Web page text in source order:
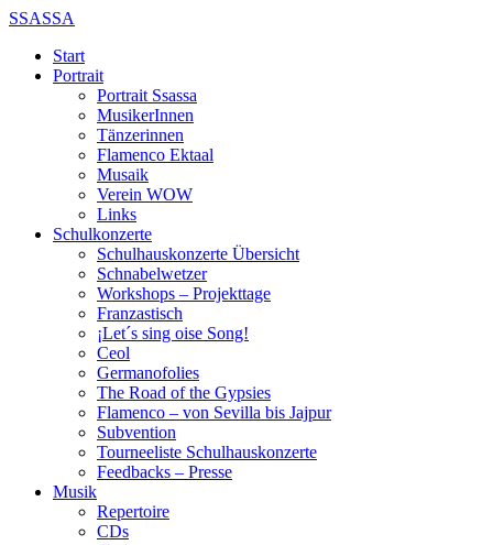
SSASSA
Start
Portrait
Portrait Ssassa
MusikerInnen
Tänzerinnen
Flamenco Ektaal
Musaik
Verein WOW
Links
Schulkonzerte
Schulhauskonzerte Übersicht
Schnabelwetzer
Workshops – Projekttage
Franzastisch
¡Let´s sing oise Song!
Ceol
Germanofolies
The Road of the Gypsies
Flamenco – von Sevilla bis Jajpur
Subvention
Tourneeliste Schulhauskonzerte
Feedbacks – Presse
Musik
Repertoire
CDs